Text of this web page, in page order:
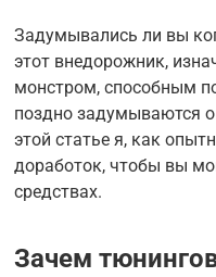
Задумывались ли вы
этот внедорожник,
монстром, способным
поздно задумываются
этой статье я, как
доработок, чтобы вы
средствах.
Зачем